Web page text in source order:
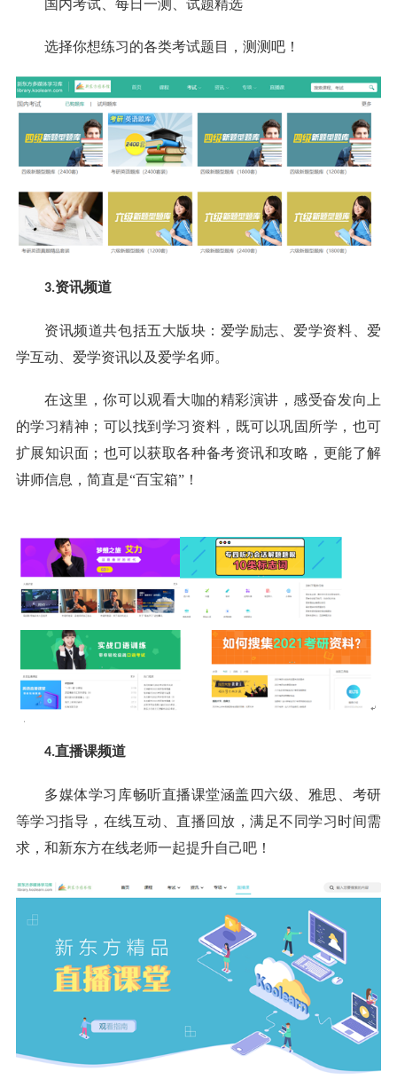
国内考试、每日一测、试题精选
选择你想练习的各类考试题目，测测吧！
3.资讯频道
资讯频道共包括五大版块：爱学励志、爱学资料、爱
学互动、爱学资讯以及爱学名师。
在这里，你可以观看大咖的精彩演讲，感受奋发向上
的学习精神；可以找到学习资料，既可以巩固所学，也可
扩展知识面；也可以获取各种备考资讯和攻略，更能了解
讲师信息，简直是“百宝箱”！
4.直播课频道
多媒体学习库畅听直播课堂涵盖四六级、雅思、考研
等学习指导，在线互动、直播回放，满足不同学习时间需
求，和新东方在线老师一起提升自己吧！